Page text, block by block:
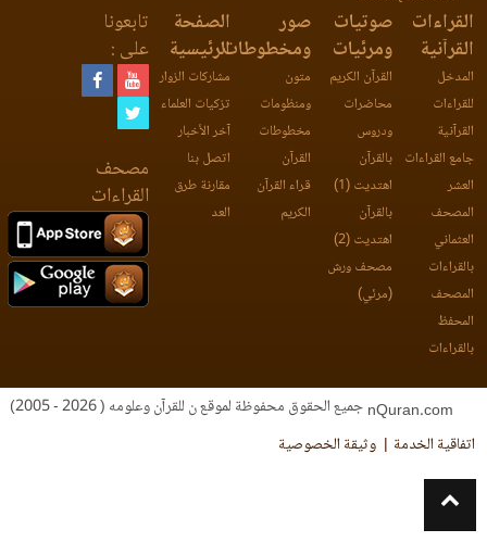
القراءات
القرآنية
المدخل
للقراءات
القرآنية
جامع القراءات
العشر
المصحف
العثماني
بالقراءات
المصحف
المحفظ
بالقراءات
صوتيات
ومرئيات
القرآن الكريم
محاضرات
ودروس
بالقرآن
اهتديت (1)
بالقرآن
اهتديت (2)
مصحف ورش
(مرئي)
صور
ومخطوطات
متون
ومنظومات
مخطوطات
القرآن
قراء القرآن
الكريم
الصفحة
الرئيسية
مشاركات الزوار
تزكيات العلماء
آخر الأخبار
اتصل بنا
مقارنة طرق
العد
تابعونا
على :
مصحف
القراءات
جميع الحقوق محفوظة لموقع ن للقرآن وعلومه ( 2026 - 2005)
اتفاقية الخدمة
وثيقة الخصوصية